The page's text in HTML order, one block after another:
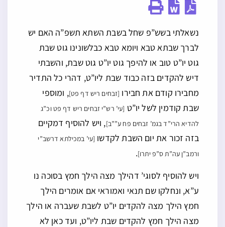
נשאלתי בשש”פ שחל בשבת השתא תשפ”ה האם יש
לברך שבתא טבא ויומא טבא כבלשונינו גוט שבת
גוט יו”ט טוב או להיפך גוט יו”ט גוט שבת, והשבתי
דיש להקדים בזה כבוד שבת ליו”ט, דהרי כל התדיר
מחבירו קודם את חבירו [זבחים ריש דף פט], ומוספי
שבת קודמין לשל יו”ט [עי’ רש”י זבחים ריש דף פט וכ”ג
להדיא הרי”ד בגמ’ זבחים פח ע””ב], ויש להוסיף דמקיים
בזה זכור את יום השבת לקדשו [עי’ במכילתא דרשב”י
ורמב”ן עה”ת ס”פ יתרו].
ויש להוסיף לסוגי’ דהילך מצה הילך חמץ בסוכה נו
ע”א, ונחלקו שם תנאי ואמוראי אם אומרים הילך
חמץ הילך מצה להקדים יו”ט לשבת שעברה או הילך
מצה הילך חמץ להקדים שבת ליו”ט, ועד כאן לא